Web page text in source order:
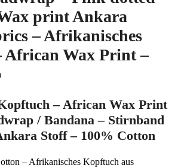
print Ankara
– Afrikanisches
African Wax Print –
– African Wax Print
/ Bandana – Stirnband
Stoff – 100% Cotton
– Afrikanisches Kopftuch aus